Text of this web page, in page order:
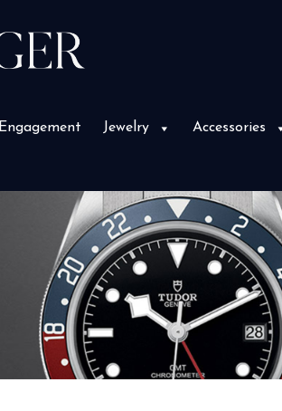
Engagement Jewelry Accessories